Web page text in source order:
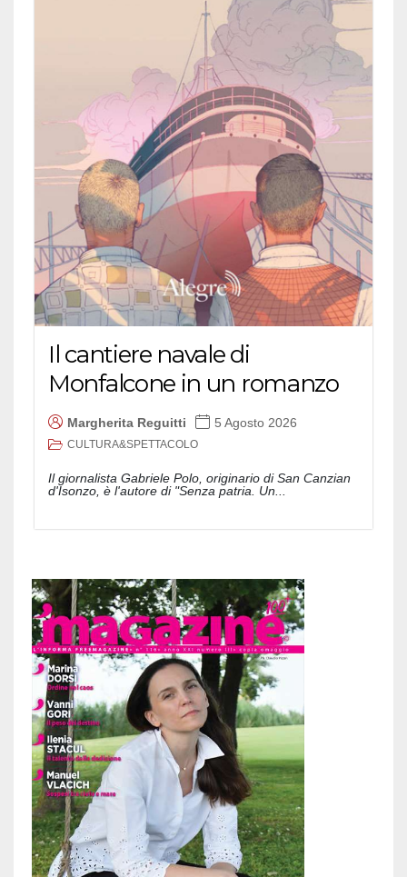
Il cantiere navale di
Monfalcone in un romanzo
Margherita Reguitti 5 Agosto 2026
CULTURA&SPETTACOLO
Il giornalista Gabriele Polo, originario di San Canzian
d'Isonzo, è l'autore di "Senza patria. Un...